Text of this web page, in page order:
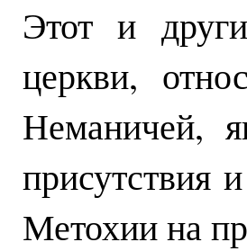
Этот и
церкви,
Неманичей,
присутствия
Метохии на